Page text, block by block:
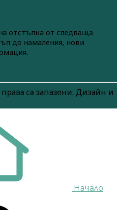
отстъпка от следваща
до намаления, нови
са запазени. Дизайн и
Начало